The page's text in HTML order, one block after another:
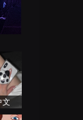
文
歌曲